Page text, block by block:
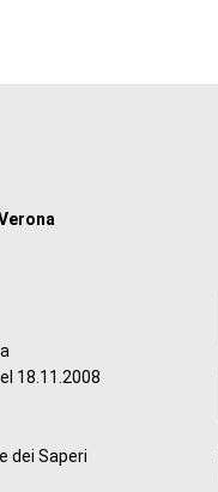
18.11.2008
dei Saperi